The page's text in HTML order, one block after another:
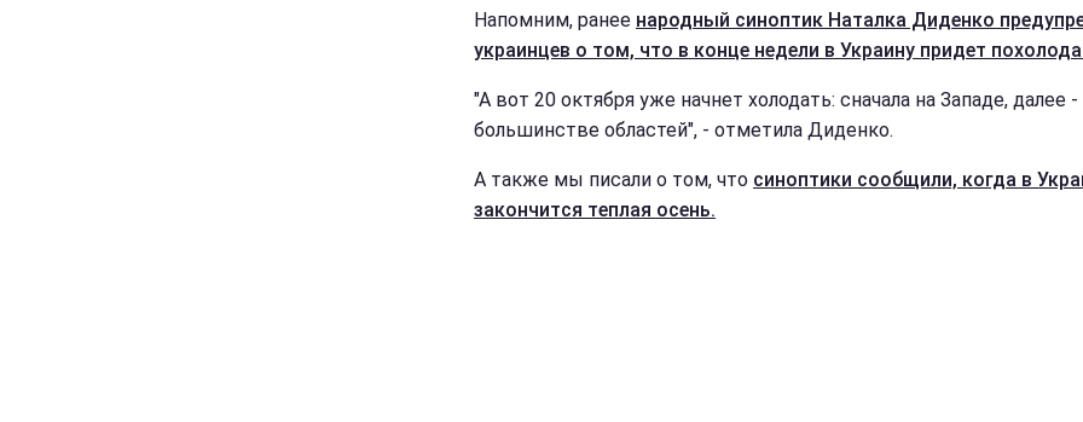
Напомним, ранее народный синоптик Наталка Диденко
украинцев о том, что в конце недели в Украину придет
"А вот 20 октября уже начнет холодать: сначала на Западе, далее
большинстве областей", - отметила Диденко.
А также мы писали о том, что синоптики сообщили, когда в
закончится теплая осень.